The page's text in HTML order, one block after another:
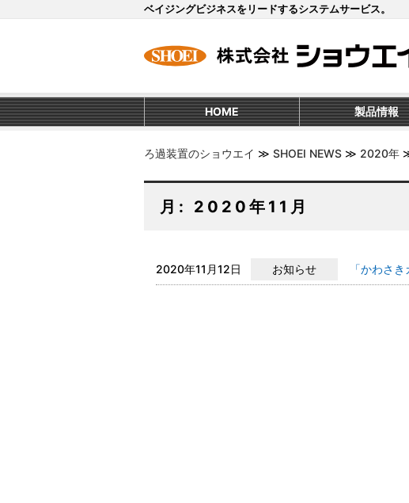
ベイジングビジネスをリードするシステムサービス。
HOME 製品情報
ろ過装置のショウエイ ≫ SHOEI NEWS ≫ 2020年
月: 2020年11月
2020年11月12日 お知らせ 「かわさ